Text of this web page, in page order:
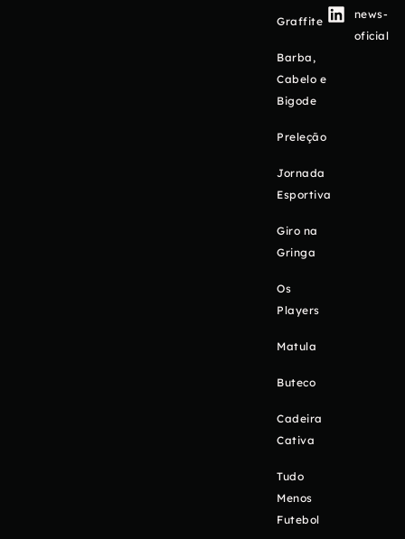
Graffite
Barba,
Cabelo e
Bigode
Preleção
Jornada
Esportiva
Giro na
Gringa
Os
Players
Matula
Buteco
Cadeira
Cativa
Tudo
Menos
Futebol
news-
oficial